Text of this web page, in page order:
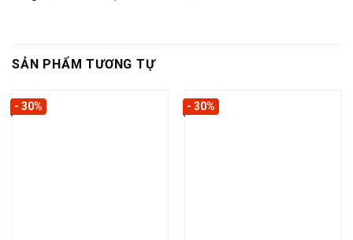
SẢN PHẨM TƯƠNG TỰ
- 30% - 30%